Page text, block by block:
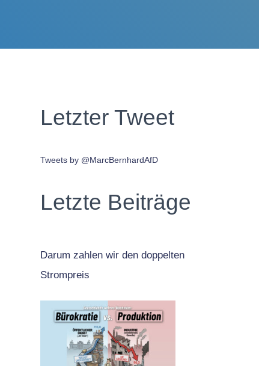
Letzter Tweet
Tweets by @MarcBernhardAfD
Letzte Beiträge
Darum zahlen wir den doppelten
Strompreis